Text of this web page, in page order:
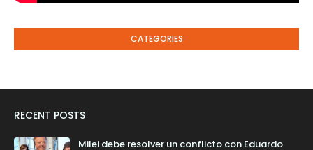
CATEGORIES
RECENT POSTS
Milei debe resolver un conflicto con Eduardo